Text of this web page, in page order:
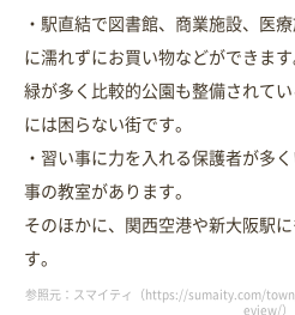
・駅直結で図書館、商業施設、医
に濡れずにお買い物などができます
緑が多く比較的公園も整備されて
には困らない街です。
・習い事に力を入れる保護者が多
事の教室があります。
そのほかに、関西空港や新大阪駅
す。
参照元：スマイティ（https://sumaity.com/
eview/）